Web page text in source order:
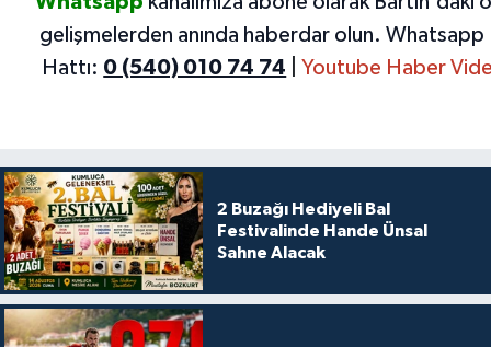
gelişmelerden anında haberdar olun. Whatsapp
Hattı: 0 (540) 010 74 74 Youtube Haber
2 Buzağı Hediyeli Bal
Festivalinde Hande Ünsal
Sahne Alacak